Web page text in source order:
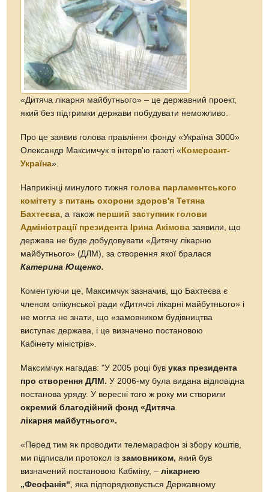
«Дитяча лікарня майбутнього» – це державний проект,
який без підтримки держави побудувати неможливо.
Про це заявив голова правління фонду «Україна 3000»
Олександр Максимчук в інтерв'ю газеті « Комерсант-
Україна».
Наприкінці минулого тижня голова парламентського
комітету з питань охорони здоров'я Тетяна
Бахтеєва , а також перший заступник голови
Адміністрації президента Ірина Акімовазаявили, що
держава не буде добудовувати «Дитячу лікарню
майбутнього» (ДЛМ), за створення якої бралася
Катерина Ющенко.
Коментуючи це, Максимчук зазначив, що Бахтеєва є
членом опікунської ради «Дитячої лікарні майбутнього» і
не могла не знати, що «замовником будівництва
виступає держава, і це визначено постановою
Кабінету міністрів».
Максимчук нагадав: "У 2005 році бувуказ президента
про створення ДЛМ. У 2006-му була видана відповідна
постанова уряду. У вересні того ж року ми створили
окремий благодійний фонд «Дитяча
лікарня майбутнього».
«Перед тим як проводити телемарафон зі збору коштів,
ми підписали протокол іззамовником, який був
визначений постановою Кабміну, –лікарнею
„Феофанія“ , яка підпорядковується Державному